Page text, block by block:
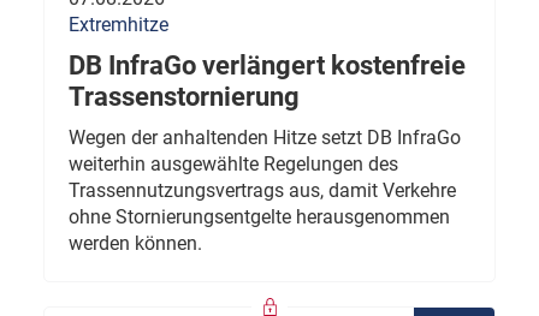
Extremhitze
DB InfraGo verlängert kostenfreie
Trassenstornierung
Wegen der anhaltenden Hitze setzt DB InfraGo
weiterhin ausgewählte Regelungen des
Trassennutzungsvertrags aus, damit Verkehre
ohne Stornierungsentgelte herausgenommen
werden können.